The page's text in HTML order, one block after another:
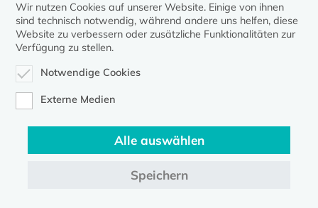
Diese Seite gehört zum Portalkirche-mv.de
Evangelische Kirche in Mecklenburg-Vorpommern © 2026
Wir nutzen Cookies auf unserer Website. Einige von ihnen
sind technisch notwendig, während andere uns helfen, diese
Website zu verbessern oder zusätzliche Funktionalitäten zur
Verfügung zu stellen.
Notwendige Cookies
Externe Medien
Alle auswählen
Speichern